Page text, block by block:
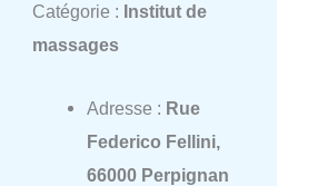
Catégorie : Institut de
massages
Adresse : Rue
Federico Fellini,
66000 Perpignan